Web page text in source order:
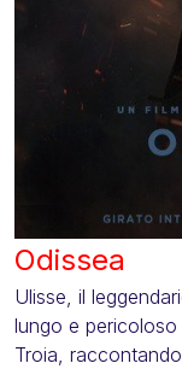
Odissea
Ulisse, il
lungo e
Troia,